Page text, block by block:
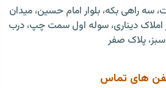
سه راهی بکه، بلوار امام حسین، میدان
املاک دیناری، سوله اول سمت چپ، درب
سبز، پلاک صفر
های تماس